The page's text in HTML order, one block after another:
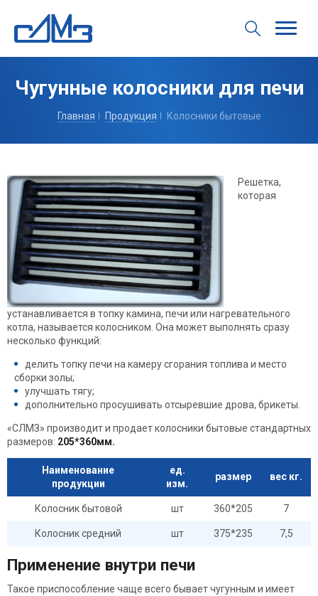
Чугунные колосники для печи
Главная Продукция Колосники бытовые
Решетка,
которая
устанавливается в топку камина, печи или нагревательного
котла, называется колосником. Она может выполнять сразу
несколько функций:
делить топку печи на камеру сгорания топлива и место
сборки золы;
улучшать тягу;
дополнительно просушивать отсыревшие дрова, брикеты.
«СЛМЗ» производит и продает колосники бытовые стандартных
размеров: 205*360мм.
Наименование
продукции
ед.
изм.
размер вес кг.
Колосник бытовой шт 360*205 7
Колосник средний шт 375*235 7,5
Применение внутри печи
Такое приспособление чаще всего бывает чугунным и имеет